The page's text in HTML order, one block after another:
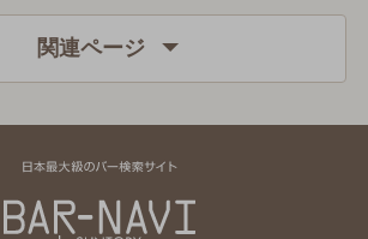
関連ページ